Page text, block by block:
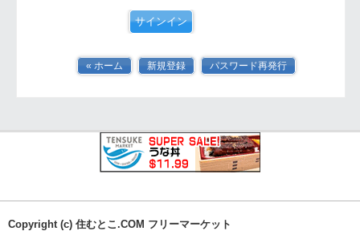
« ホーム 新規登録 パスワード再発行
Copyright (c) 住むとこ.COM フリーマーケット